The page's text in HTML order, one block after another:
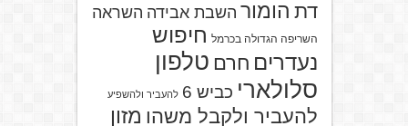
דת הומור השבת אבידה השראה
השריפה הגדולה בכרמל חיפוש
נעדרים חרם טלפון
סלולארי כביש 6 להעביר ולהשפיע
להעביר ולקבל משהו מזון